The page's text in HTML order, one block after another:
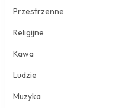
Przestrzenne
Religijne
Kawa
Ludzie
Muzyka